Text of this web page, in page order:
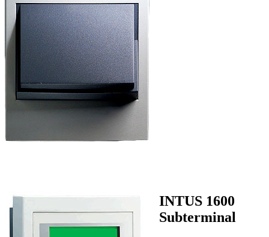
INTUS 1600
Subterminal